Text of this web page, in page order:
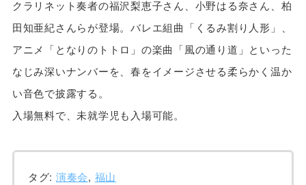
クラリネット奏者の福沢梨恵子さん、小野はる奈さん、柏
田知亜紀さんらが登場。バレエ組曲「くるみ割り人形」、
アニメ「となりのトトロ」の楽曲「風の通り道」といった
なじみ深いナンバーを、春をイメージさせる柔らかく温か
い音色で披露する。
入場無料で、未就学児も入場可能。
タグ: 演奏会, 福山